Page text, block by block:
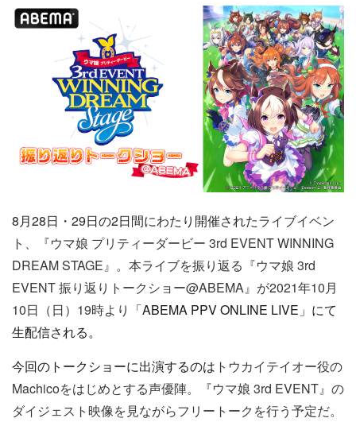
8月28日・29日の2日間にわたり開催されたライブイベン
ト、『ウマ娘 プリティーダービー 3rd EVENT WINNING
DREAM STAGE』。本ライブを振り返る『ウマ娘 3rd
EVENT 振り返りトークショー@ABEMA』が2021年10月
10日（日）19時より 「ABEMA PPV ONLINE LIVE」にて
生配信される。
今回のトークショーに出演するのは トウカイテイオー役の
Machicoをはじめとする声優陣。『ウマ娘 3rd EVENT』の
ダイジェスト映像を見ながらフリートークを行う予定だ。